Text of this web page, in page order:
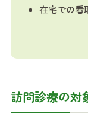
在宅での看
訪問診療の対